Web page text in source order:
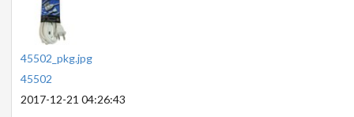
45502_pkg.jpg
45502
2017-12-21 04:26:43